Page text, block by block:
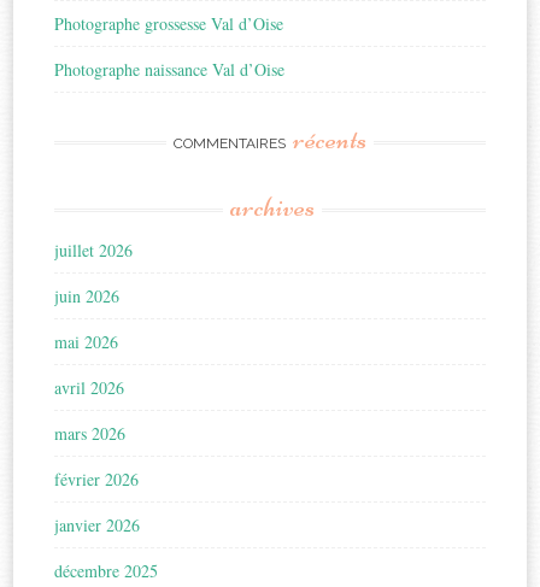
Photographe grossesse Val d’Oise
Photographe naissance Val d’Oise
COMMENTAIRES récents
archives
juillet 2026
juin 2026
mai 2026
avril 2026
mars 2026
février 2026
janvier 2026
décembre 2025